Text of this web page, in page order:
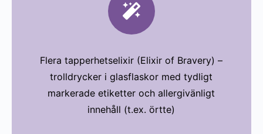

Flera tapperhetselixir (Elixir of Bravery) –
trolldrycker i glasflaskor med tydligt
markerade etiketter och allergivänligt
innehåll (t.ex. örtte)